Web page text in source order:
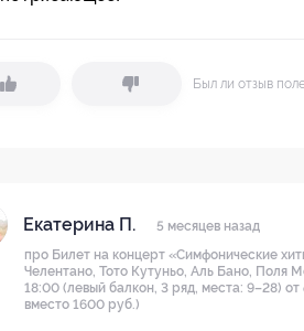
Был ли отзыв
Екатерина П. 5 месяцев назад
про Билет на концерт «Симфонические
Челентано, Тото Кутуньо, Аль Бано, Поля
18:00 (левый балкон, 3 ряд, места: 9–28)
вместо 1600 руб.)